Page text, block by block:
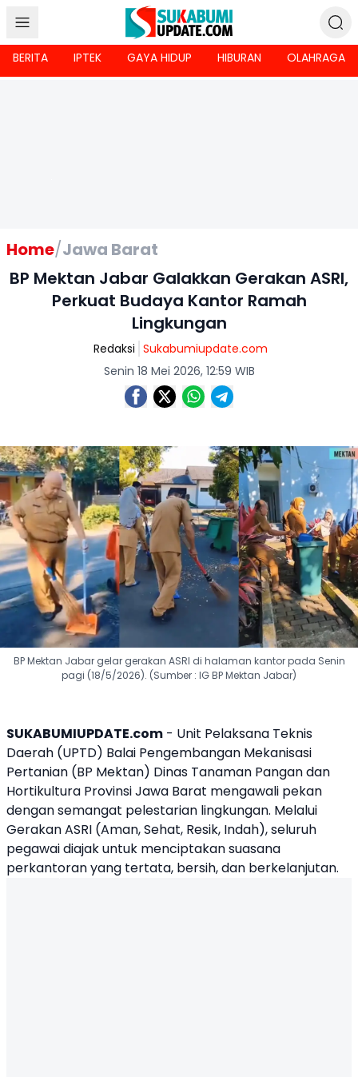
BERITA IPTEK GAYA HIDUP HIBURAN OLAHRAGA
Home/Jawa Barat
BP Mektan Jabar Galakkan Gerakan ASRI,
Perkuat Budaya Kantor Ramah
Lingkungan
Redaksi Sukabumiupdate.com
Senin 18 Mei 2026, 12:59 WIB
BP Mektan Jabar gelar gerakan ASRI di halaman kantor pada Senin
pagi (18/5/2026). (Sumber : IG BP Mektan Jabar)
SUKABUMIUPDATE.com - Unit Pelaksana Teknis
Daerah (UPTD) Balai Pengembangan Mekanisasi
Pertanian (BP Mektan) Dinas Tanaman Pangan dan
Hortikultura Provinsi Jawa Barat mengawali pekan
dengan semangat pelestarian lingkungan. Melalui
Gerakan ASRI (Aman, Sehat, Resik, Indah), seluruh
pegawai diajak untuk menciptakan suasana
perkantoran yang tertata, bersih, dan berkelanjutan.